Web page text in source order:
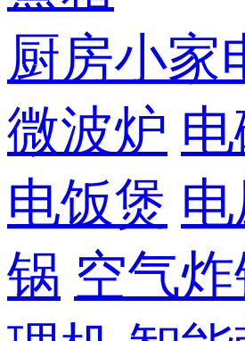
厨房小家
微波炉
电饭煲
锅 空气